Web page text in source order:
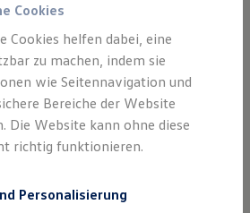
Leasing
Leasing
ohne Anzahlung
mit Schlussrate
und Garantien
Class bei Volkswagen
und voller Möglichkeiten.
Polo.
Cookies
Cookies helfen dabei, eine
zu machen, indem sie
wie Seitennavigation und
Bereiche der Website
Die Website kann ohne diese
richtig funktionieren.
Personalisierung